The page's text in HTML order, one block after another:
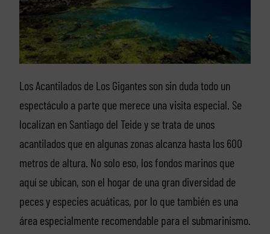
Los Acantilados de Los Gigantes son sin duda todo un
espectáculo a parte que merece una visita especial. Se
localizan en Santiago del Teide y se trata de unos
acantilados que en algunas zonas alcanza hasta los 600
metros de altura. No solo eso, los fondos marinos que
aquí se ubican, son el hogar de una gran diversidad de
peces y especies acuáticas, por lo que también es una
área especialmente recomendable para el submarinismo.